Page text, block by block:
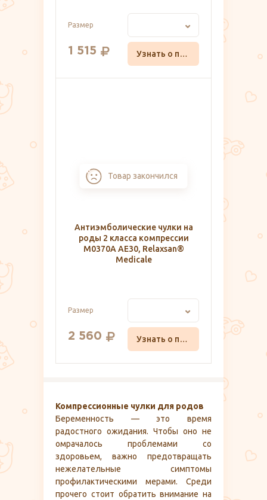
Размер
1 515 Узнать о поступлении
Товар закончился
Антиэмболические чулки на
роды 2 класса компрессии
M0370А AE30, Relaxsan®
Medicale
Размер
2 560 Узнать о поступлении
Компрессионные чулки для родов
Беременность — это время
радостного ожидания. Чтобы оно не
омрачалось проблемами со
здоровьем, важно предотвращать
нежелательные симптомы
профилактическими мерами. Среди
прочего стоит обратить внимание на